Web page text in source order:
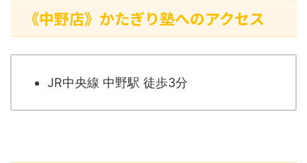
《中野店》かたぎり塾へのアクセス
JR中央線 中野駅 徒歩3分